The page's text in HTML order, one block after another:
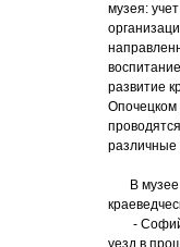
музея:
развитие
Опочецком
различные
В
-
уезд в